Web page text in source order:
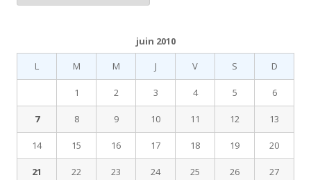
juin 2010
L
M M J V S D
1 2 3 4 5 6
7 8 9 10 11 12 13
14 15 16 17 18 19 20
21 22 23 24 25 26 27